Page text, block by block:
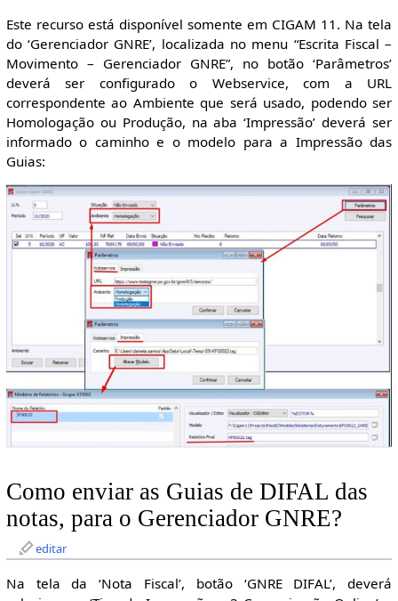
Este recurso está disponível somente em CIGAM 11. Na tela
do ‘Gerenciador GNRE’, localizada no menu “Escrita Fiscal –
Movimento – Gerenciador GNRE”, no botão ‘Parâmetros’
deverá ser configurado o Webservice, com a URL
correspondente ao Ambiente que será usado, podendo ser
Homologação ou Produção, na aba ‘Impressão’ deverá ser
informado o caminho e o modelo para a Impressão das
Guias:
Como enviar as Guias de DIFAL das
notas, para o Gerenciador GNRE?
editar
Na tela da ‘Nota Fiscal’, botão ‘GNRE DIFAL’, deverá